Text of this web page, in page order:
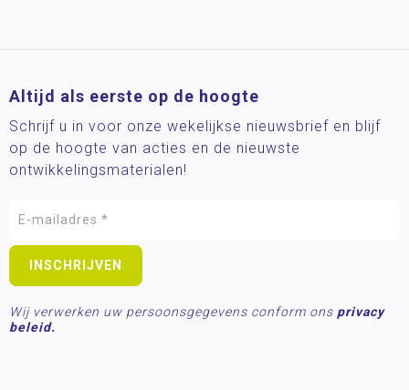
Altijd als eerste op de hoogte
Schrijf u in voor onze wekelijkse nieuwsbrief en blijf
op de hoogte van acties en de nieuwste
ontwikkelingsmaterialen!
Wij verwerken uw persoonsgegevens conform ons privacy
beleid.